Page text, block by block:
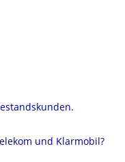
und Klarmobil?